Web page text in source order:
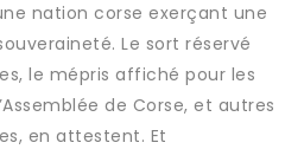
nation corse exerçant une
Le sort réservé
le mépris affiché pour les
de Corse, et autres
en attestent. Et